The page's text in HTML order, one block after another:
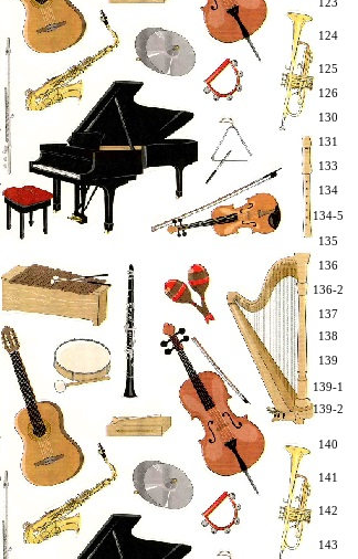
124
125
126
130
131
133
134
134-5
135
136
136-2
137
138
139
139-1
139-2
140
141
142
143